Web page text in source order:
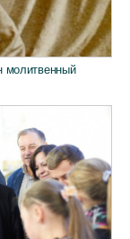
молитвенный